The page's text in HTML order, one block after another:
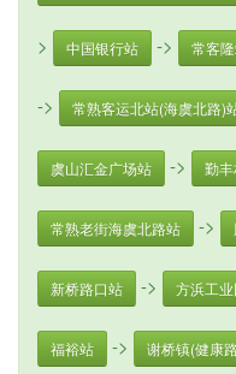
> 中国银行站 -> 常客
-> 常熟客运北站(海虞北路)
虞山汇金广场站 -> 勤
常熟老街海虞北路站 ->
新桥路口站 -> 方浜工
福裕站 -> 谢桥镇(健康